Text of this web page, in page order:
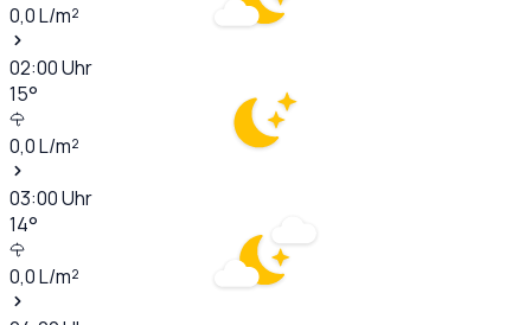
0,0L/m²
02:00Uhr
15°
0,0L/m²
03:00Uhr
14°
0,0L/m²